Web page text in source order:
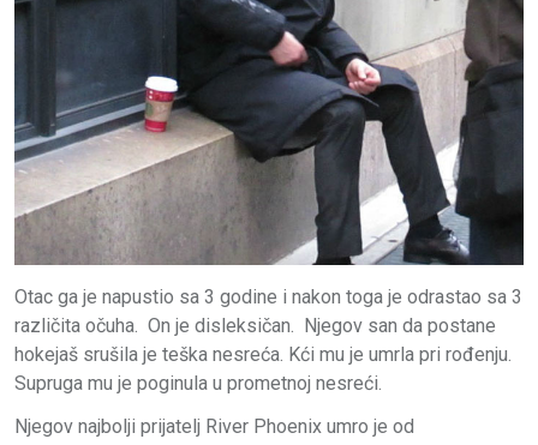
Otac ga je napustio sa 3 godine i nakon toga je odrastao sa 3
različita očuha. On je disleksičan. Njegov san da postane
hokejaš srušila je teška nesreća. Kći mu je umrla pri rođenju.
Supruga mu je poginula u prometnoj nesreći.
Njegov najbolji prijatelj River Phoenix umro je od